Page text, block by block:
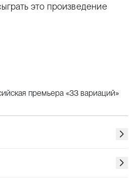
это произведение
премьера «33 вариаций»